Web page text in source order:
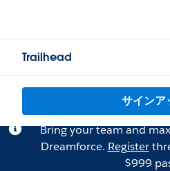
Trailhead
サインア
Bring your team and
Dreamforce. Register
$999